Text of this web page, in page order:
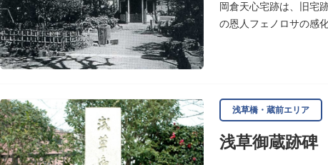
岡倉天心宅跡は、旧宅
の恩人フェノロサの感
浅草橋・蔵前エリア
浅草御蔵跡碑